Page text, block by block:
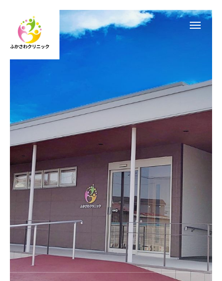
WEB問診票
アクセス
院長紹介
施設・設備のご案内
初診・再診について
おしらせ
ブログ・コラム
採用情報